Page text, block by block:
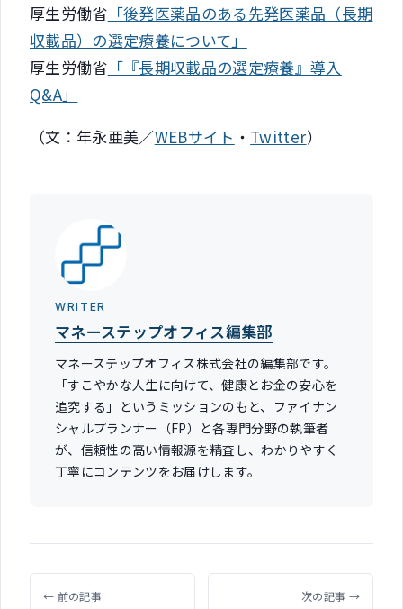
厚生労働省 「後発医薬品のある先発医薬品（長期
収載品）の選定療養について」
厚生労働省 「『長期収載品の選定療養』導入
Q&A」
（文：年永亜美／WEBサイト ・ Twitter）
WRITER
マネーステップオフィス編集部
マネーステップオフィス株式会社の編集部です。
「すこやかな人生に向けて、健康とお金の安心を
追究する」というミッションのもと、ファイナン
シャルプランナー（FP）と各専門分野の執筆者
が、信頼性の高い情報源を精査し、わかりやすく
丁寧にコンテンツをお届けします。
← 前の記事 次の記事 →